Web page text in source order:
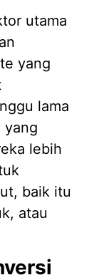
utama
yang
lama
yang
lebih
baik itu
atau